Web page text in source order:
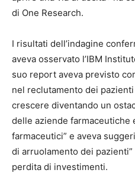
di One Research.
I risultati dell’indagine
aveva osservato l’IBM
suo report aveva previsto
nel reclutamento dei
crescere diventando un
delle aziende farmaceutiche
farmaceutici” e aveva
di arruolamento dei
perdita di investimenti.